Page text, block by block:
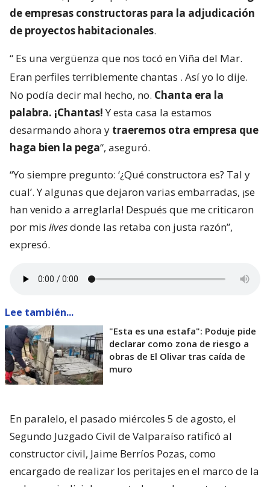
de empresas constructoras para la adjudicación
de proyectos habitacionales.
“ Es una vergüenza que nos tocó en Viña del Mar.
Eran perfiles terriblemente chantas . Así yo lo dije.
No podía decir mal hecho, no. Chanta era la
palabra. ¡Chantas!Y esta casa la estamos
desarmando ahora y traeremos otra empresa que
haga bien la pega“, aseguró.
“Yo siempre pregunto: ‘¿Qué constructora es? Tal y
cual’. Y algunas que dejaron varias embarradas, ¡se
han venido a arreglarla! Después que me criticaron
por mis livesdonde las retaba con justa razón”,
expresó.
Lee también...
"Esta es una estafa": Poduje pide
declarar como zona de riesgo a
obras de El Olivar tras caída de
muro
En paralelo, el pasado miércoles 5 de agosto, el
Segundo Juzgado Civil de Valparaíso ratificó al
constructor civil, Jaime Berríos Pozas, como
encargado de realizar los peritajes en el marco de la